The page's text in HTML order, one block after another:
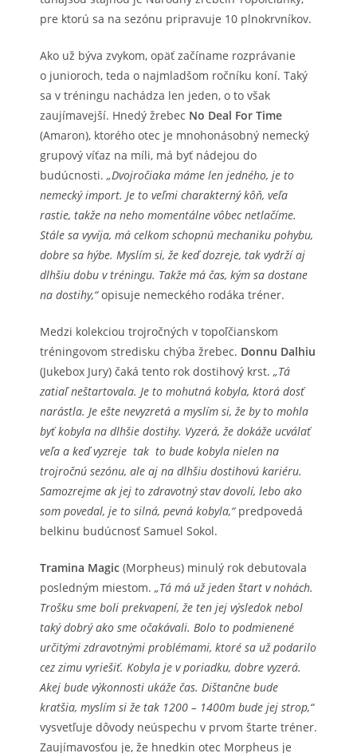
pre ktorú sa na sezónu pripravuje 10 plnokrvníkov.
Ako už býva zvykom, opäť začíname rozprávanie
o junioroch, teda o najmladšom ročníku koní. Taký
sa v tréningu nachádza len jeden, o to však
zaujímavejší. Hnedý žrebec No Deal For Time
(Amaron), ktorého otec je mnohonásobný nemecký
grupový víťaz na míli, má byť nádejou do
budúcnosti. „Dvojročiaka máme len jedného, je to
nemecký import. Je to veľmi charakterný kôň, veľa
rastie, takže na neho momentálne vôbec netlačíme.
Stále sa vyvíja, má celkom schopnú mechaniku pohybu,
dobre sa hýbe. Myslím si, že keď dozreje, tak vydrží aj
dlhšiu dobu v tréningu. Takže má čas, kým sa dostane
na dostihy,“opisuje nemeckého rodáka tréner.
Medzi kolekciou trojročných v topoľčianskom
tréningovom stredisku chýba žrebec. Donnu Dalhiu
(Jukebox Jury) čaká tento rok dostihový krst. „Tá
zatiaľ neštartovala. Je to mohutná kobyla, ktorá dosť
narástla. Je ešte nevyzretá a myslím si, že by to mohla
byť kobyla na dlhšie dostihy. Vyzerá, že dokáže ucválať
veľa a keď vyzreje tak to bude kobyla nielen na
trojročnú sezónu, ale aj na dlhšiu dostihovú kariéru.
Samozrejme ak jej to zdravotný stav dovolí, lebo ako
som povedal, je to silná, pevná kobyla,“ predpovedá
belkinu budúcnosť Samuel Sokol.
Tramina Magic (Morpheus) minulý rok debutovala
posledným miestom. „Tá má už jeden štart v nohách.
Trošku sme boli prekvapení, že ten jej výsledok nebol
taký dobrý ako sme očakávali. Bolo to podmienené
určitými zdravotnými problémami, ktoré sa už podarilo
cez zimu vyriešiť. Kobyla je v poriadku, dobre vyzerá.
Akej bude výkonnosti ukáže čas. Dištančne bude
kratšia, myslím si že tak 1200 – 1400m bude jej strop,“
vysvetľuje dôvody neúspechu v prvom štarte tréner.
Zaujímavosťou je, že hnedkin otec Morpheus je